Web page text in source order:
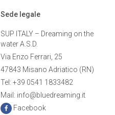
Sede legale
SUP ITALY – Dreaming on the
water A.S.D.
Via Enzo Ferrari, 25
47843 Misano Adriatico (RN)
Tel: +39 0541 1833482
Mail: info@bluedreaming.it
Facebook